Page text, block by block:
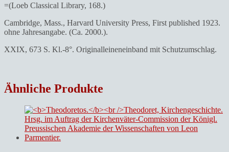
=(Loeb Classical Library, 168.)
Cambridge, Mass., Harvard University Press, First published 1923.
ohne Jahresangabe. (Ca. 2000.).
XXIX, 673 S. Kl.-8°. Originalleineneinband mit Schutzumschlag.
Ähnliche Produkte